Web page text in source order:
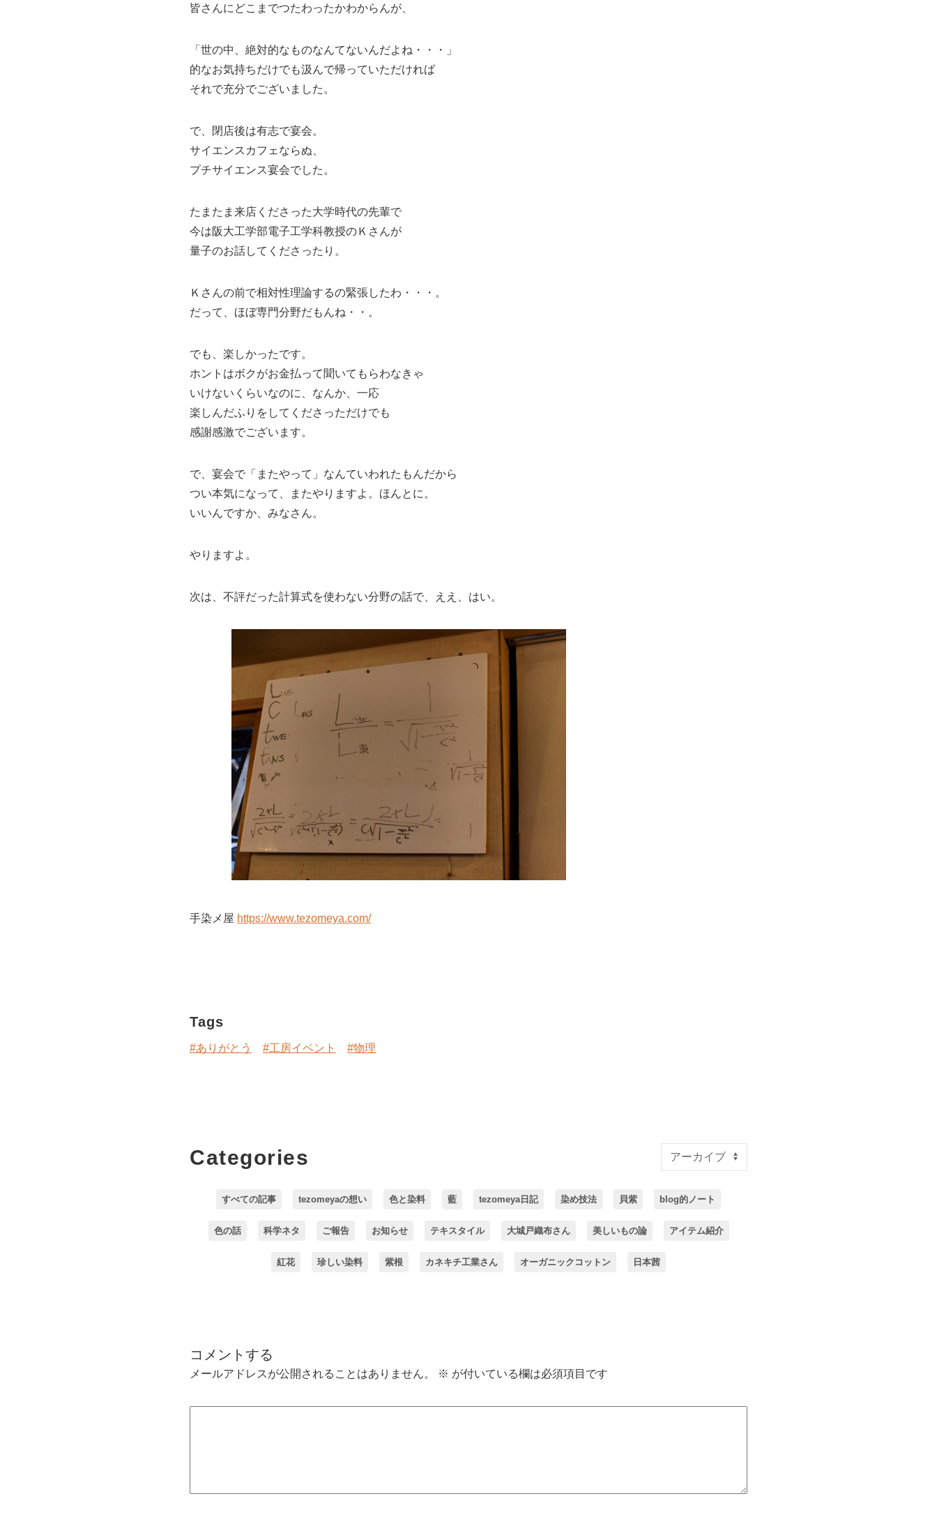
皆さんにどこまでつたわったかわからんが、
「世の中、絶対的なものなんてないんだよね・・・」
的なお気持ちだけでも汲んで帰っていただければ
それで充分でございました。
で、閉店後は有志で宴会。
サイエンスカフェならぬ、
プチサイエンス宴会でした。
たまたま来店くださった大学時代の先輩で
今は阪大工学部電子工学科教授のＫさんが
量子のお話してくださったり。
Ｋさんの前で相対性理論するの緊張したわ・・・。
だって、ほぼ専門分野だもんね・・。
でも、楽しかったです。
ホントはボクがお金払って聞いてもらわなきゃ
いけないくらいなのに、なんか、一応
楽しんだふりをしてくださっただけでも
感謝感激でございます。
で、宴会で「またやって」なんていわれたもんだから
つい本気になって、またやりますよ。ほんとに。
いいんですか、みなさん。
やりますよ。
次は、不評だった計算式を使わない分野の話で、ええ、はい。
手染メ屋 https://www.tezomeya.com/
Tags
#ありがとう #工房イベント #物理
Categories
すべての記事 tezomeyaの想い 色と染料 藍 tezomeya日記 染め技法 貝紫 blog的ノート
色の話 科学ネタ ご報告 お知らせ テキスタイル 大城戸織布さん 美しいもの論 アイテム紹介
紅花 珍しい染料 紫根 カネキチ工業さん オーガニックコットン 日本茜
コメントする
メールアドレスが公開されることはありません。 ※ が付いている欄は必須項目です